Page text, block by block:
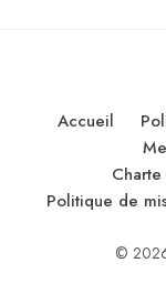
Accueil
Politique de
©